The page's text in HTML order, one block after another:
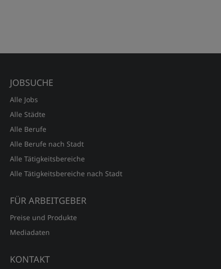
JOBSUCHE
Alle Jobs
Alle Städte
Alle Berufe
Alle Berufe nach Stadt
Alle Tätigkeitsbereiche
Alle Tätigkeitsbereiche nach Stadt
FÜR ARBEITGEBER
Preise und Produkte
Mediadaten
KONTAKT